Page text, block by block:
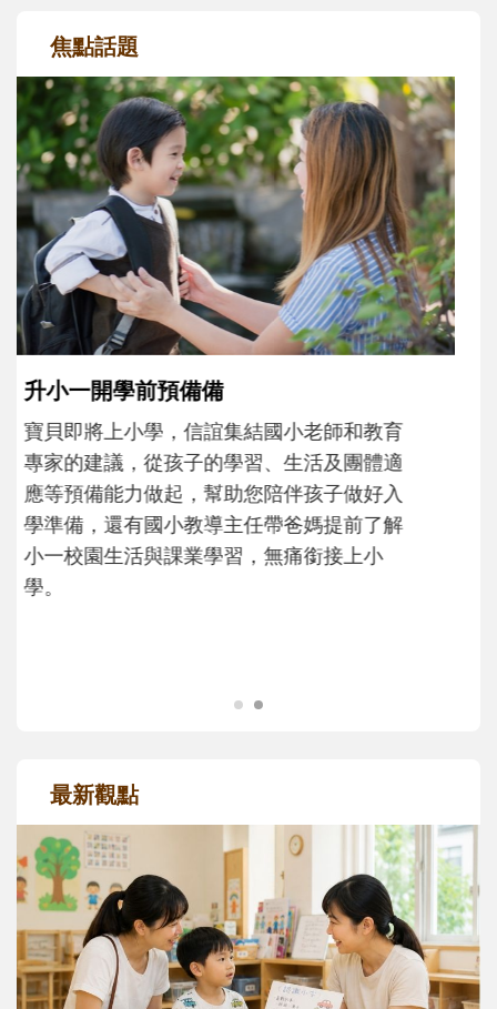
焦點話題
和孩子一起長大的那個男人│讀懂父親的
不同模樣
沒有人天生就擅長當爸爸！男人總是在一次
次「前所未有」的體驗中，跟著孩子一起長
大。從給予安全感的肢體遊戲，到獨立自
主、角色認同及解決問題的能力養成。爸爸
最新觀點